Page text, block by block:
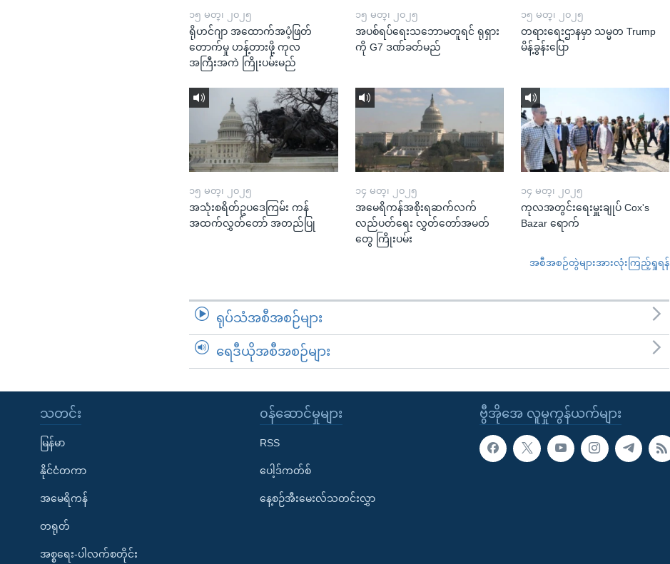
၁၅ မတ္၊ ၂၀၂၅
ရိုဟင်ဂျာ အထောက်အပံ့ဖြတ်
တောက်မှု ဟန့်တားဖို့ ကုလ
အကြီးအကဲ ကြိုးပမ်းမည်
၁၅ မတ္၊ ၂၀၂၅
အပစ်ရပ်ရေးသဘောမတူရင် ရုရှား
ကို G7 ဒဏ်ခတ်မည်
၁၅ မတ္၊ ၂၀၂၅
တရားရေးဌာနမှာ သမ္မတ Trump
မိန့်ခွန်းပြော
၁၅ မတ္၊ ၂၀၂၅
အသုံးစရိတ်ဥပဒေကြမ်း ကန်
အထက်လွှတ်တော် အတည်ပြု
၁၄ မတ္၊ ၂၀၂၅
အမေရိကန်အစိုးရဆက်လက်
လည်ပတ်ရေး လွှတ်တော်အမတ်
တွေ ကြိုးပမ်း
၁၄ မတ္၊ ၂၀၂၅
ကုလအတွင်းရေးမှူးချုပ် Cox's
Bazar ရောက်
အစီအစဉ်တွဲများအားလုံးကြည့်ရှုရန်
ရုပ်သံအစီအစဉ်များ
ရေဒီယိုအစီအစဉ်များ
ဗွီအိုအေ လူမှုကွန်ယက်များ
သတင်း
မြန်မာ
နိုင်ငံတကာ
အမေရိကန်
တရုတ်
အစ္စရေး-ပါလက်စတိုင်း
၀န်ဆောင်မှုများ
RSS
ပေါ့ဒ်ကတ်စ်
နေ့စဉ်အီးမေးလ်သတင်းလွှာ